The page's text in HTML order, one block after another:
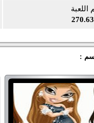
: